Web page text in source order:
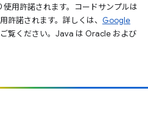
使用許諾されます。コードサンプルは
許諾されます。詳しくは、 Google
覧ください。Java は Oracle および